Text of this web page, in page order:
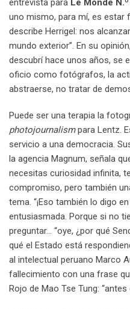
entrevista para Le Monde
uno mismo, para mí, es estar
describe Herrigel: nos
mundo exterior”. En su
descubrí hace unos años, se
oficio como fotógrafos, la
abstraerse, no tratar de
Puede ser una terapia la
photojournalismpara Lentz.
servicio a una democracia.
la agencia Magnum, señala
necesitas curiosidad infinita,
compromiso, pero también
tema. “¡Eso también lo digo
entusiasmada. Porque si no
preguntar… “oye, ¿por qué
qué el Estado está
al intelectual peruano Marco
fallecimiento con una frase
Rojo de Mao Tse Tung: